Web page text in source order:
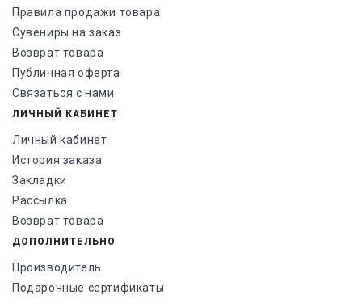
Правила продажи товара
Сувениры на заказ
Возврат товара
Публичная оферта
Связаться с нами
ЛИЧНЫЙ КАБИНЕТ
Личный кабинет
История заказа
Закладки
Рассылка
Возврат товара
ДОПОЛНИТЕЛЬНО
Производитель
Подарочные сертификаты